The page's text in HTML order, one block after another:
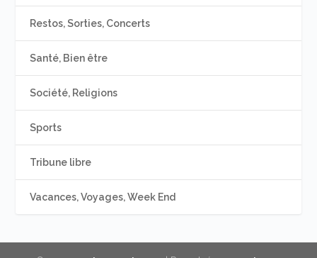
Restos, Sorties, Concerts
Santé, Bien être
Société, Religions
Sports
Tribune libre
Vacances, Voyages, Week End